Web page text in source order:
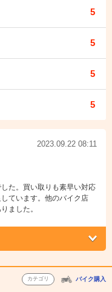
5
5
5
5
2023.09.22 08:11
た。買い取りも素早い対応
ています。他のバイク店
ました。
カテゴリ バイク購入